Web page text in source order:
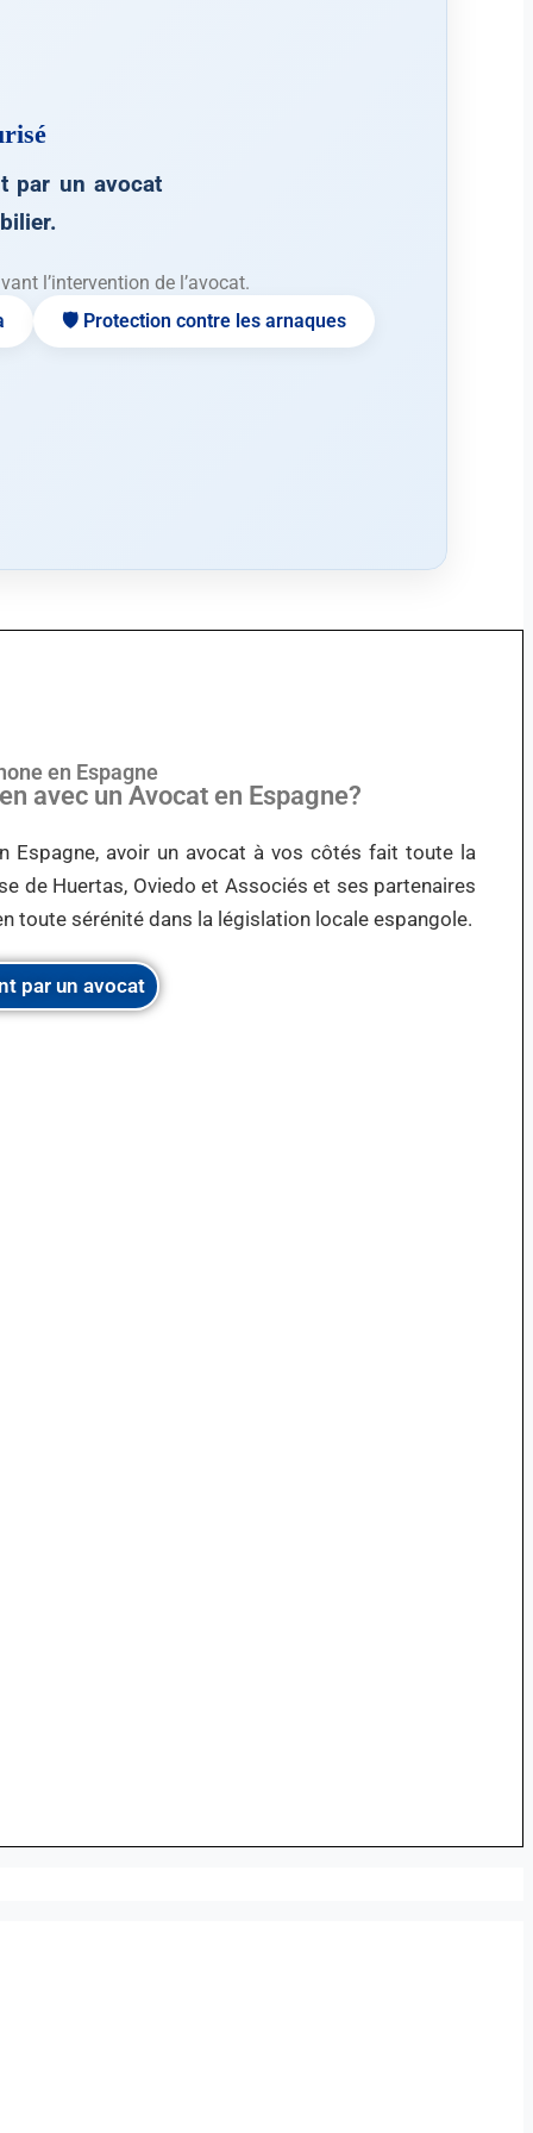
par un avocat
l’intervention de l’avocat.
🛡️ Protection contre les arnaques
en Espagne
avec un Avocat en Espagne?
Espagne, avoir un avocat à vos côtés fait toute la
de Huertas, Oviedo et Associés et ses partenaires
toute sérénité dans la législation locale espangole.
par un avocat